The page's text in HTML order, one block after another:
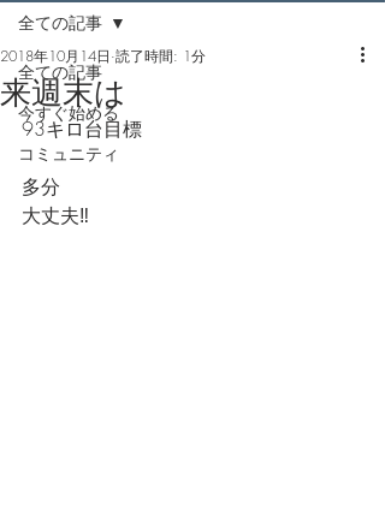
全ての記事
今すぐ始める
コミュニティ
全ての記事
来週末は
2018年10月14日 読了時間: 1分
93キロ台目標
多分
大丈夫‼️